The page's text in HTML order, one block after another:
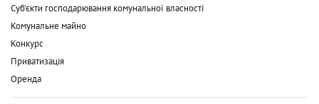
Суб'єкти господарювання комунальної власності
Комунальне майно
Конкурс
Приватизація
Оренда